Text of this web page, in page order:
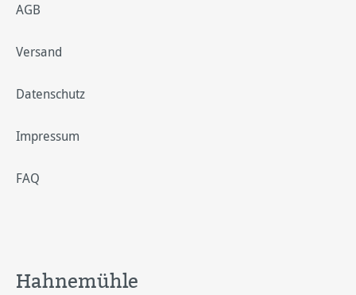
AGB
Versand
Datenschutz
Impressum
FAQ
Hahnemühle